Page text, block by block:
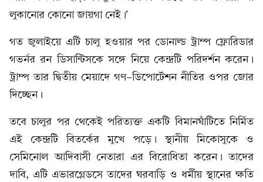
লুকানোর কোনো জায়গা নেই।’
গত জুলাইয়ে এটি চালু হওয়ার পর ডোনাল্ড ট্রাম্প ফ্লোরিডার
গভর্নর রন ডিসান্টিসকে সঙ্গে নিয়ে কেন্দ্রটি পরিদর্শন করেন।
ট্রাম্প তার দ্বিতীয় মেয়াদে গণ-ডিপোর্টেশন নীতির ওপর জোর
দিচ্ছেন।
তবে চালুর পর থেকেই পরিত্যক্ত একটি বিমানঘাঁটিতে নির্মিত
এই কেন্দ্রটি বিতর্কের মুখে পড়ে। স্থানীয় মিকোসুকে ও
সেমিনোল আদিবাসী নেতারা এর বিরোধিতা করেন। তাদের
দাবি, এটি এভারগ্লেডসে তাদের ঘরবাড়ি ও ধর্মীয় স্থানের ক্ষতি